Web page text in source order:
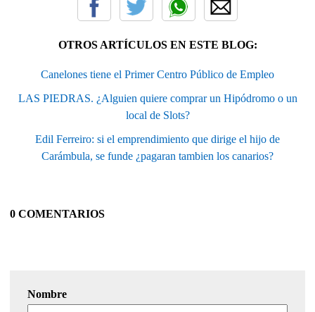
OTROS ARTÍCULOS EN ESTE BLOG:
Canelones tiene el Primer Centro Público de Empleo
LAS PIEDRAS. ¿Alguien quiere comprar un Hipódromo o un
local de Slots?
Edil Ferreiro: si el emprendimiento que dirige el hijo de
Carámbula, se funde ¿pagaran tambien los canarios?
0 COMENTARIOS
Nombre